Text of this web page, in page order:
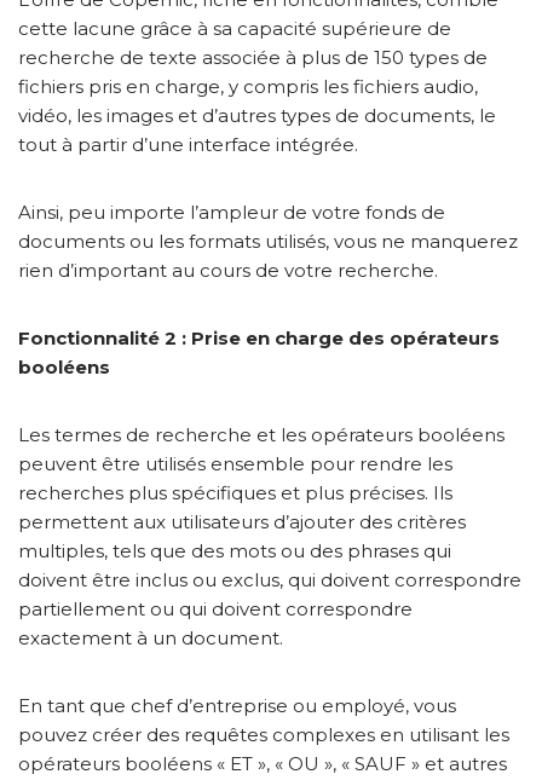
cette lacune grâce à sa capacité supérieure de
recherche de texte associée à plus de 150 types de
fichiers pris en charge, y compris les fichiers audio,
vidéo, les images et d’autres types de documents, le
tout à partir d’une interface intégrée.
Ainsi, peu importe l’ampleur de votre fonds de
documents ou les formats utilisés, vous ne manquerez
rien d’important au cours de votre recherche.
Fonctionnalité 2 : Prise en charge des opérateurs
booléens
Les termes de recherche et les opérateurs booléens
peuvent être utilisés ensemble pour rendre les
recherches plus spécifiques et plus précises. Ils
permettent aux utilisateurs d’ajouter des critères
multiples, tels que des mots ou des phrases qui
doivent être inclus ou exclus, qui doivent correspondre
partiellement ou qui doivent correspondre
exactement à un document.
En tant que chef d’entreprise ou employé, vous
pouvez créer des requêtes complexes en utilisant les
opérateurs booléens « ET », « OU », « SAUF » et autres